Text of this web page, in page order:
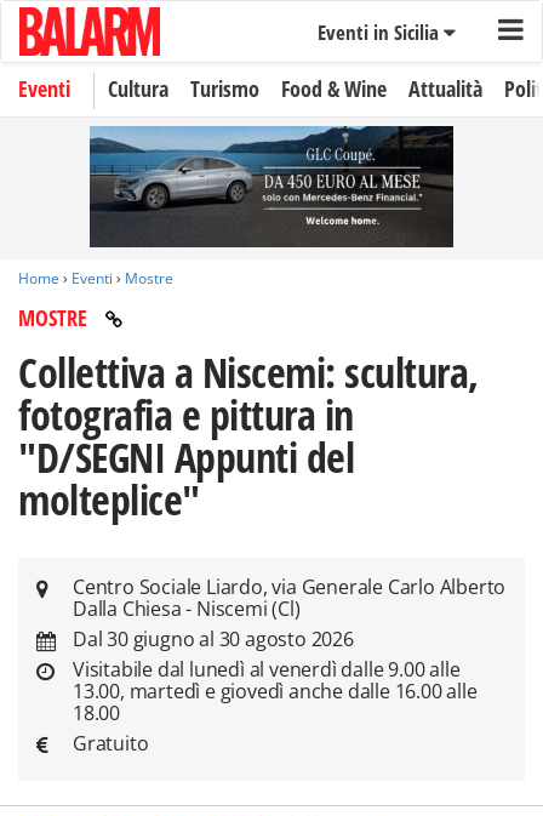
Eventi in Sicilia
Eventi Cultura Turismo Food & Wine Attualità
Home › Eventi › Mostre
MOSTRE
Collettiva a Niscemi: scultura,
fotografia e pittura in
"D/SEGNI Appunti del
molteplice"
Centro Sociale Liardo, via Generale Carlo Alberto
Dalla Chiesa - Niscemi (Cl)
Dal 30 giugno al 30 agosto 2026
Visitabile dal lunedì al venerdì dalle 9.00 alle
13.00, martedì e giovedì anche dalle 16.00 alle
18.00
Gratuito